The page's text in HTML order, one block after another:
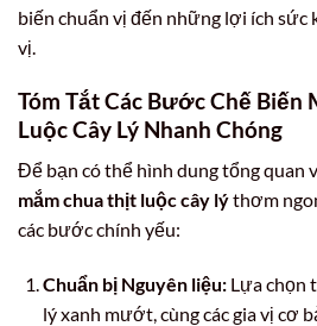
biến chuẩn vị đến những lợi ích sức
vị.
Tóm Tắt Các Bước Chế Biến
Luộc Cây Lý Nhanh Chóng
Để bạn có thể hình dung tổng quan
mắm chua thịt luộc cây lýthơm
các bước chính yếu:
Chuẩn bị Nguyên liệu:Lựa chọn
lý xanh mướt, cùng các gia vị cơ